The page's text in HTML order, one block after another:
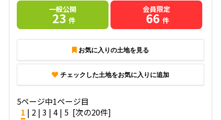
一般公開
23 件
会員限定
66 件
お気に入りの土地を見る
チェックした土地をお気に入りに追加
5ページ中1ページ目
1 | 2| 3 | 4| 5 [次の20件]